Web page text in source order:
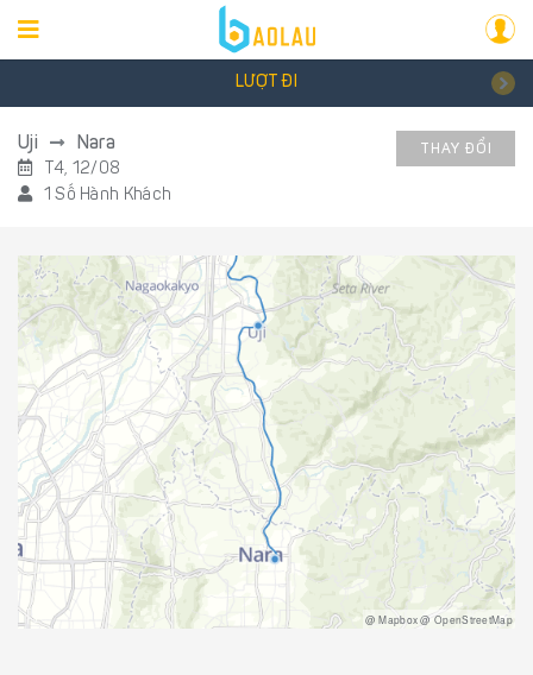
LƯỢT ĐI
Uji Nara
T4, 12/08
1 Số Hành Khách
THAY ĐỔI
@ Mapbox @ OpenStreetMap